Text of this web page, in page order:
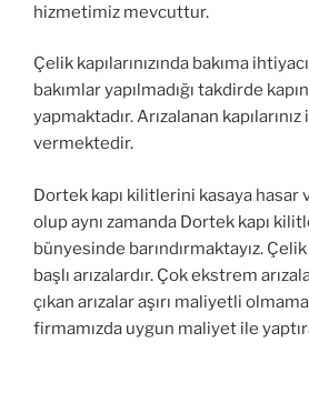
hizmetimiz mevcuttur.
Çelik kapılarınızında bakıma
bakımlar yapılmadığı takdirde
yapmaktadır. Arızalanan
vermektedir.
Dortek kapı kilitlerini kasaya hasar
olup aynı zamanda Dortek kapı
bünyesinde barındırmaktayız. Çelik
başlı arızalardır. Çok ekstrem
çıkan arızalar aşırı maliyetli
firmamızda uygun maliyet ile